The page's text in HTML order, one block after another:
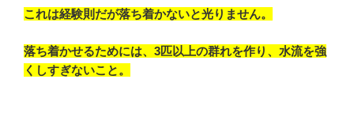
これは経験則だが落ち着かないと光りません。
落ち着かせるためには、3匹以上の群れを作り、水流を強
くしすぎないこと。